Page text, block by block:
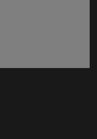
en nueva ventana)